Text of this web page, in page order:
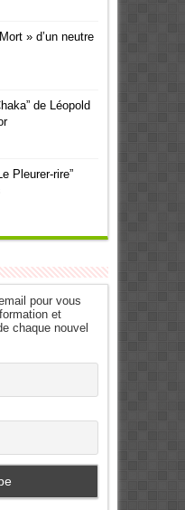
» d’un neutre
de Léopold
Pleurer-rire”
pour vous
et
chaque nouvel